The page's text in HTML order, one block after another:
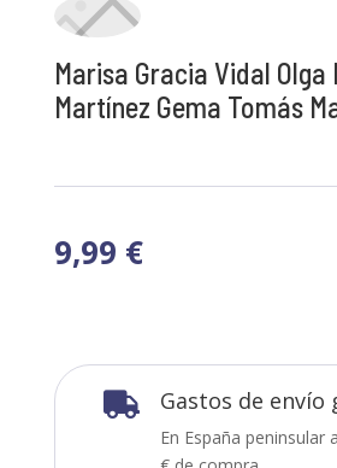
Marisa Gracia Vidal Olga
Martínez Gema Tomás
9,99 €
 Gastos de envío
En España peninsular